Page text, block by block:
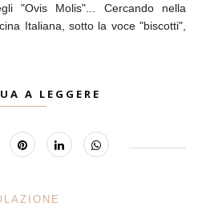
"Ovis Molis"... Cercando nella
Italiana, sotto la voce "biscotti",
A LEGGERE